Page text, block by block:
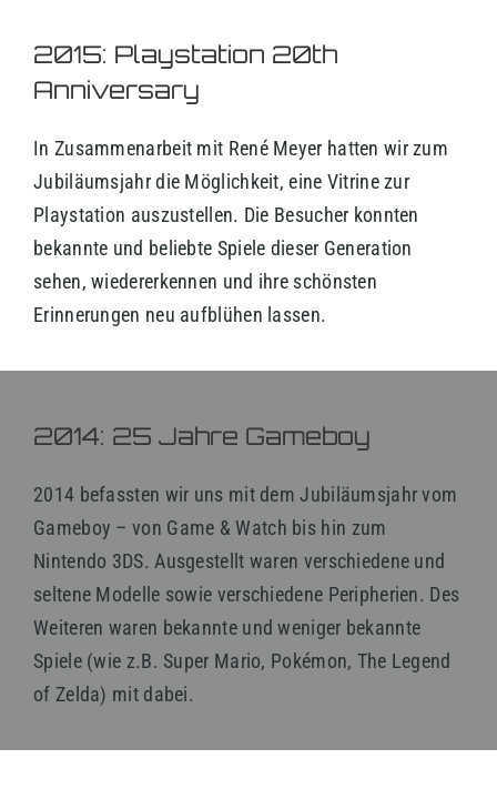
2015: Playstation 20th
Anniversary
In Zusammenarbeit mit René Meyer hatten wir zum
Jubiläumsjahr die Möglichkeit, eine Vitrine zur
Playstation auszustellen. Die Besucher konnten
bekannte und beliebte Spiele dieser Generation
sehen, wiedererkennen und ihre schönsten
Erinnerungen neu aufblühen lassen.
2014: 25 Jahre Gameboy
2014 befassten wir uns mit dem Jubiläumsjahr vom
Gameboy – von Game & Watch bis hin zum
Nintendo 3DS. Ausgestellt waren verschiedene und
seltene Modelle sowie verschiedene Peripherien. Des
Weiteren waren bekannte und weniger bekannte
Spiele (wie z.B. Super Mario, Pokémon, The Legend
of Zelda) mit dabei.